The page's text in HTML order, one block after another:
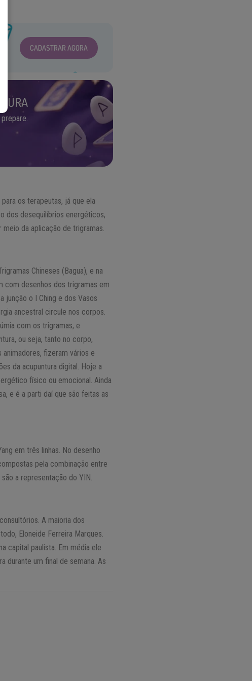
CADASTRAR AGORA
os terapeutas, já que ela
dos desequilíbrios energéticos,
da aplicação de trigramas.
Chineses (Bagua), e na
com desenhos dos trigramas em
junção o I Ching e dos Vasos
ancestral circule nos corpos.
com os trigramas, e
ou seja, tanto no corpo,
animadores, fizeram vários e
da acupuntura digital. Hoje a
físico ou emocional. Ainda
e é a parti daí que são feitas as
em três linhas. No desenho
pela combinação entre
a representação do YIN.
A maioria dos
Eloneide Ferreira Marques.
capital paulista. Em média ele
durante um final de semana. As